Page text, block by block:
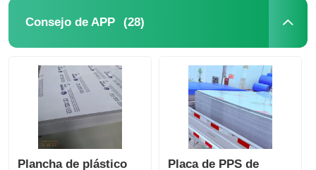
Consejo de APP (28)
Plancha de plástico
Placa de PPS de